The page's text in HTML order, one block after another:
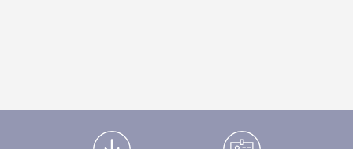
Médiathèque Footer